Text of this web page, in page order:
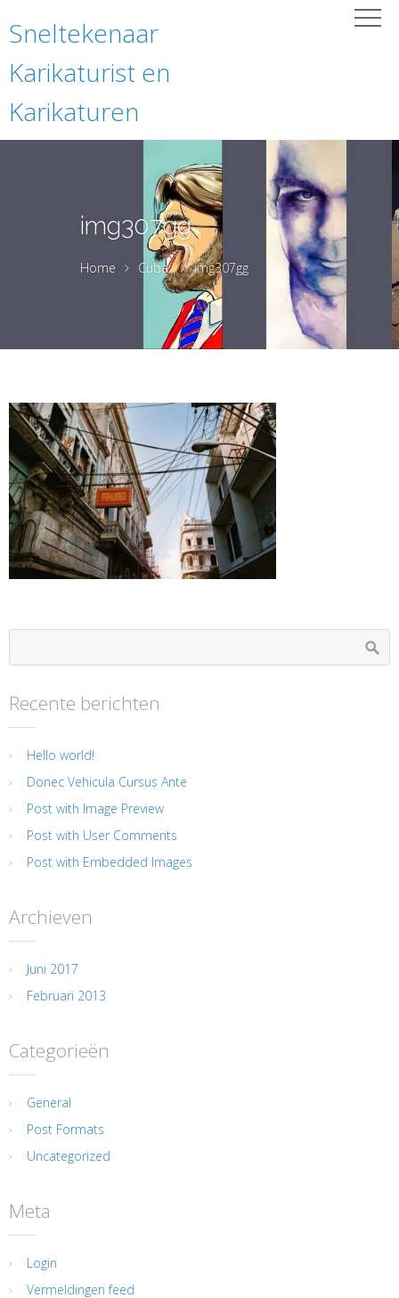
Sneltekenaar
Karikaturist en
Karikaturen
img307gg
Home Cuba img307gg
Recente berichten
Hello world!
Donec Vehicula Cursus Ante
Post with Image Preview
Post with User Comments
Post with Embedded Images
Archieven
Juni 2017
Februari 2013
Categorieën
General
Post Formats
Uncategorized
Meta
Login
Vermeldingen feed